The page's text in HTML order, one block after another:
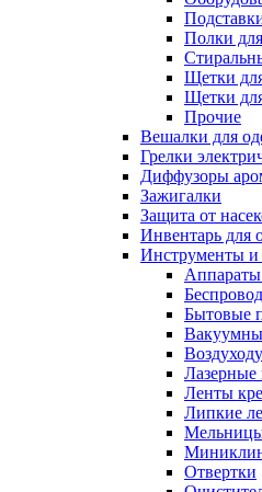
Полки
Щетки
Щетки
Прочие
Вешалки для
Грелки
Диффузоры
Зажигалки
Защита от
Инвентарь для
Инструменты и
Аппараты
Бытовые
Ленты
Липкие
Отвертки